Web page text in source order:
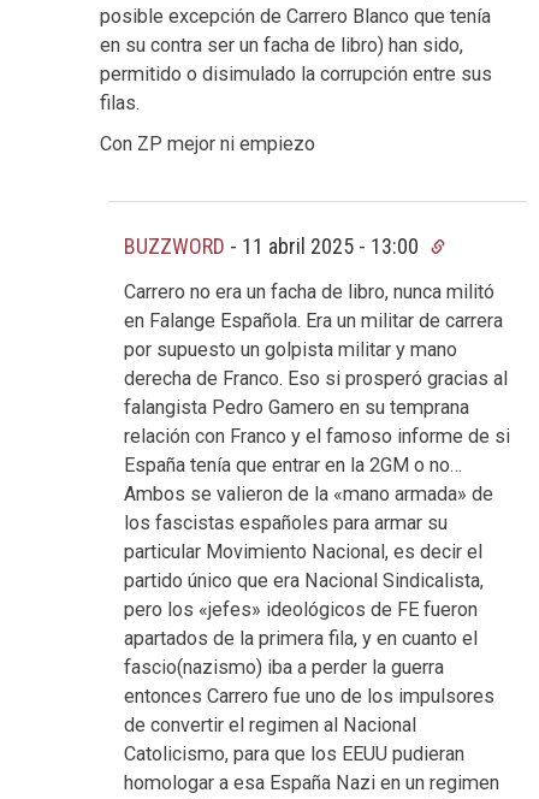
posible excepción de Carrero Blanco que tenía
en su contra ser un facha de libro) han sido,
permitido o disimulado la corrupción entre sus
filas.
Con ZP mejor ni empiezo
BUZZWORD - 11 abril 2025 - 13:00
Carrero no era un facha de libro, nunca militó
en Falange Española. Era un militar de carrera
por supuesto un golpista militar y mano
derecha de Franco. Eso si prosperó gracias al
falangista Pedro Gamero en su temprana
relación con Franco y el famoso informe de si
España tenía que entrar en la 2GM o no…
Ambos se valieron de la «mano armada» de
los fascistas españoles para armar su
particular Movimiento Nacional, es decir el
partido único que era Nacional Sindicalista,
pero los «jefes» ideológicos de FE fueron
apartados de la primera fila, y en cuanto el
fascio(nazismo) iba a perder la guerra
entonces Carrero fue uno de los impulsores
de convertir el regimen al Nacional
Catolicismo, para que los EEUU pudieran
homologar a esa España Nazi en un regimen